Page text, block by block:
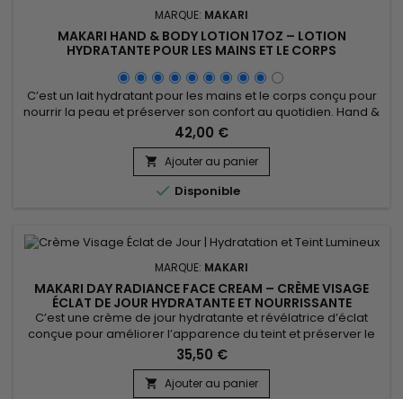
MARQUE: MAKARI
MAKARI HAND & BODY LOTION 17OZ – LOTION
HYDRATANTE POUR LES MAINS ET LE CORPS
C’est un lait hydratant pour les mains et le corps conçu pour
nourrir la peau et préserver son confort au quotidien. Hand &
Body Lotion 17oz associe l’huile de noyau d’abricot (Prunus),
la Glycerin, la Mineral Oil (Paraffinum Liquidum) et le Cetearyl
Isononanoate, des ingrédients reconnus pour leurs
propriétés hydratantes et adoucissantes. Sa...
42,00 €
 Ajouter au panier
 Disponible
MARQUE: MAKARI
MAKARI DAY RADIANCE FACE CREAM – CRÈME VISAGE
ÉCLAT DE JOUR HYDRATANTE ET NOURRISSANTE
C’est une crème de jour hydratante et révélatrice d’éclat
conçue pour améliorer l’apparence du teint et préserver le
confort de la peau au quotidien. Day Radiance Face Cream
associe le Carrot Extract, le White Lily Extract, le Citric Acid et le
Mulberry Root Extract, des actifs reconnus pour favoriser une
35,50 €
 Ajouter au panier